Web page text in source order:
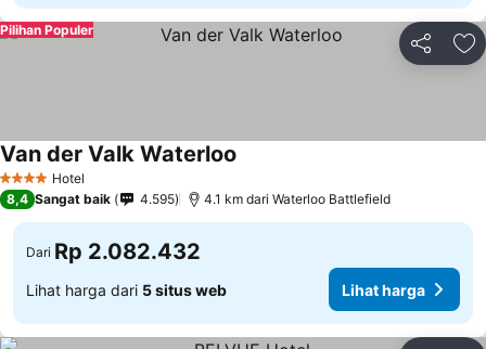
Bagikan
Pilihan Populer
4 BintangHotel
Van der Valk Waterloo
8,4 Sangat baik 4.595 4.1 km dari Waterloo Battlefield
Dari Rp 2.082.432
Lihat harga dari 5 situs web Lihat harga